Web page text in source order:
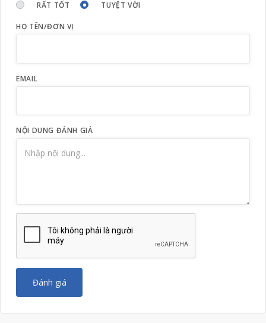
RẤT TỐT
TUYỆT VỜI
HỌ TÊN/ĐƠN VỊ
EMAIL
NỘI DUNG ĐÁNH GIÁ
Đánh giá